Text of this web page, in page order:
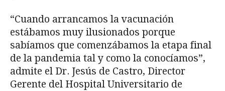
“Cuando arrancamos la vacunación
estábamos muy ilusionados porque
sabíamos que comenzábamos la etapa final
de la pandemia tal y como la conocíamos”,
admite el Dr. Jesús de Castro, Director
Gerente del Hospital Universitario de